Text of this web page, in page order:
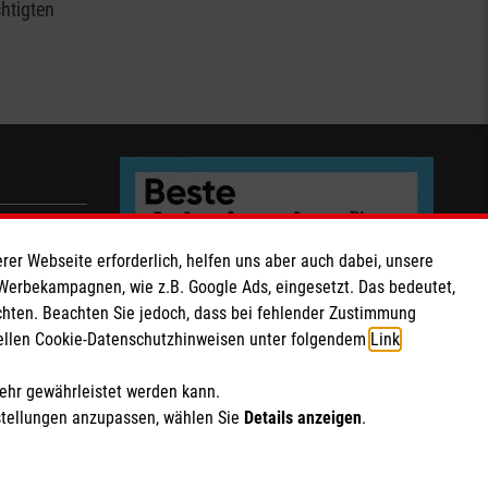
Webseite erforderlich, helfen uns aber auch dabei, unsere
wie z.B. Google Ads, eingesetzt. Das bedeutet,
Beachten Sie jedoch, dass bei fehlender Zustimmung
Cookie-Datenschutzhinweisen unter folgendem Link
gewährleistet werden kann.
anzupassen, wählen Sie Details anzeigen.